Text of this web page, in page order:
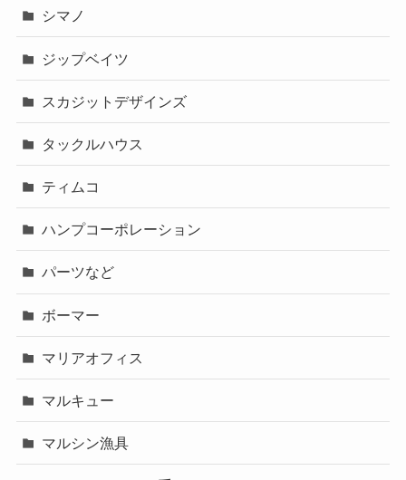
シマノ
ジップベイツ
スカジットデザインズ
タックルハウス
ティムコ
ハンプコーポレーション
パーツなど
ボーマー
マリアオフィス
マルキュー
マルシン漁具